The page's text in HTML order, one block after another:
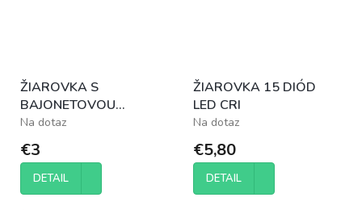
ŽIAROVKA S
BAJONETOVOU
PÄTICOU 5 WATT
Na dotaz
€3
DETAIL
ŽIAROVKA 15 DIÓD
LED CRI
Na dotaz
€5,80
DETAIL